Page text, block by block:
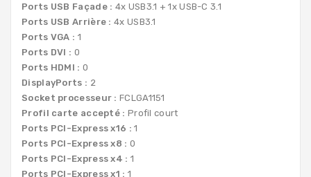
Ports USB Façade : 4x USB3.1 + 1x USB-C 3.1
Ports USB Arrière : 4x USB3.1
Ports VGA : 1
Ports DVI : 0
Ports HDMI : 0
DisplayPorts : 2
Socket processeur : FCLGA1151
Profil carte accepté : Profil court
Ports PCI-Express x16 : 1
Ports PCI-Express x8 : 0
Ports PCI-Express x4 : 1
Ports PCI-Express x1 : 1